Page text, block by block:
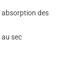
absorption des
sec